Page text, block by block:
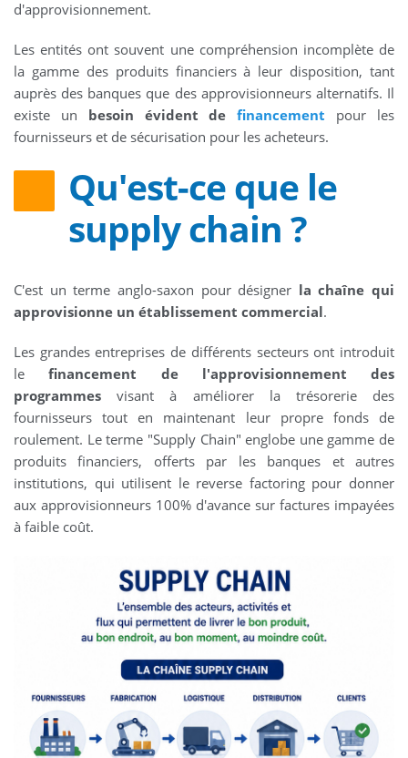
d'approvisionnement.
Les entités ont souvent une compréhension incomplète de
la gamme des produits financiers à leur disposition, tant
auprès des banques que des approvisionneurs alternatifs. Il
existe un besoin évident definancement pour les
fournisseurs et de sécurisation pour les acheteurs.
Qu'est-ce que le
supply chain ?
C'est un terme anglo-saxon pour désigner la chaîne qui
approvisionne un établissement commercial.
Les grandes entreprises de différents secteurs ont introduit
lefinancement de l'approvisionnement des
programmes visant à améliorer la trésorerie des
fournisseurs tout en maintenant leur propre fonds de
roulement. Le terme "Supply Chain" englobe une gamme de
produits financiers, offerts par les banques et autres
institutions, qui utilisent le reverse factoring pour donner
aux approvisionneurs 100% d'avance sur factures impayées
à faible coût.